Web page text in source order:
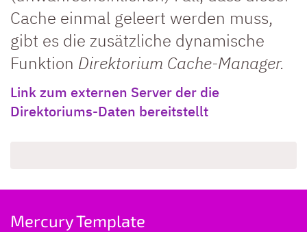
Cache einmal geleert werden muss,
gibt es die zusätzliche dynamische
Funktion Direktorium Cache-Manager.
Link zum externen Server der die
Direktoriums-Daten bereitstellt
Mercury Template